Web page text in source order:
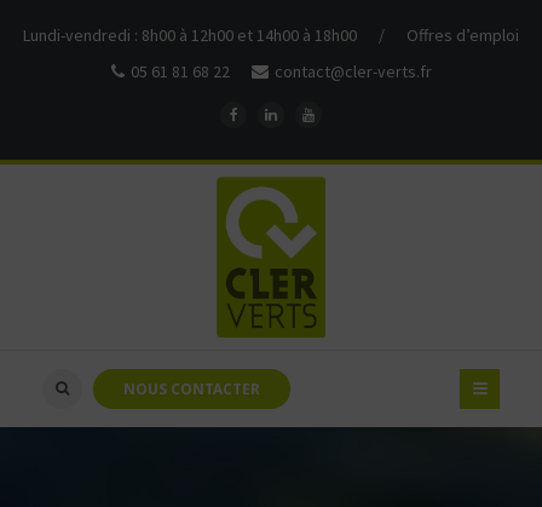
Lundi-vendredi : 8h00 à 12h00 et 14h00 à 18h00 /
Offres d’emploi
05 61 81 68 22
contact@cler-verts.fr
NOUS CONTACTER